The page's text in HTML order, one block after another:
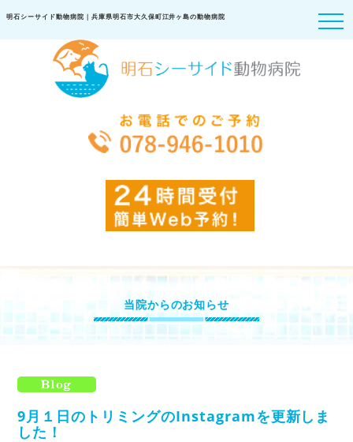
明石シーサイド動物病院｜兵庫県明石市大久保町江井ヶ島の動物病院
当院からのお知らせ
9月１日のトリミングのInstagramを更新しま
した！